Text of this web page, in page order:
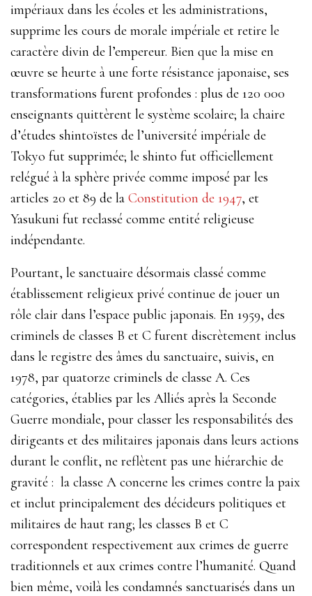
impériaux dans les écoles et les administrations,
supprime les cours de morale impériale et retire le
caractère divin de l’empereur. Bien que la mise en
œuvre se heurte à une forte résistance japonaise, ses
transformations furent profondes : plus de 120 000
enseignants quittèrent le système scolaire; la chaire
d’études shintoïstes de l’université impériale de
Tokyo fut supprimée; le shinto fut officiellement
relégué à la sphère privée comme imposé par les
articles 20 et 89 de la Constitution de 1947, et
Yasukuni fut reclassé comme entité religieuse
indépendante.
Pourtant, le sanctuaire désormais classé comme
établissement religieux privé continue de jouer un
rôle clair dans l’espace public japonais. En 1959, des
criminels de classes B et C furent discrètement inclus
dans le registre des âmes du sanctuaire, suivis, en
1978, par quatorze criminels de classe A. Ces
catégories, établies par les Alliés après la Seconde
Guerre mondiale, pour classer les responsabilités des
dirigeants et des militaires japonais dans leurs actions
durant le conflit, ne reflètent pas une hiérarchie de
gravité : la classe A concerne les crimes contre la paix
et inclut principalement des décideurs politiques et
militaires de haut rang; les classes B et C
correspondent respectivement aux crimes de guerre
traditionnels et aux crimes contre l’humanité. Quand
bien même, voilà les condamnés sanctuarisés dans un